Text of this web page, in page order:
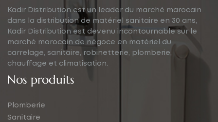
Kadir Distribution est un leader du marché marocain
dans la distribution de matériel sanitaire en 30 ans,
Kadir Distribution est devenu incontournable sur le
marché marocain de négoce en matériel du
carrelage, sanitaire, robinetterie, plomberie,
chauffage et climatisation.
Nos produits
Plomberie
Sanitaire